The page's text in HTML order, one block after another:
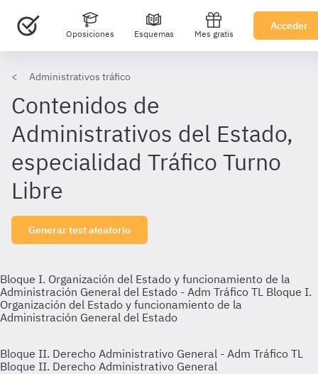
Oposiciones Esquemas Mes gratis
Acceder
Administrativos tráfico
Contenidos de
Administrativos del Estado,
especialidad Tráfico Turno
Libre
Generar test aleatorio
Bloque I. Organización del Estado y funcionamiento de la
Administración General del Estado - Adm Tráfico TL Bloque I.
Organización del Estado y funcionamiento de la
Administración General del Estado
Bloque II. Derecho Administrativo General - Adm Tráfico TL
Bloque II. Derecho Administrativo General